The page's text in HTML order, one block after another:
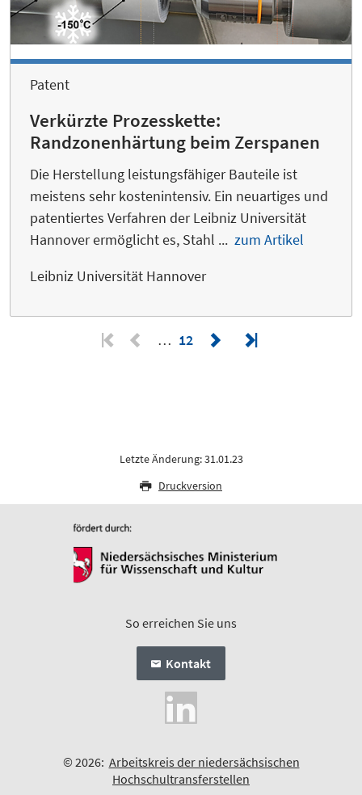
Patent
Verkürzte Prozesskette:
Randzonenhärtung beim Zerspanen
Die Herstellung leistungsfähiger Bauteile ist
meistens sehr kostenintensiv. Ein neuartiges und
patentiertes Verfahren der Leibniz Universität
Hannover ermöglicht es, Stahl ... zum Artikel
Leibniz Universität Hannover
… 12
Letzte Änderung: 31.01.23
Druckversion
So erreichen Sie uns
Kontakt
© 2026: Arbeitskreis der niedersächsischen
Hochschultransferstellen